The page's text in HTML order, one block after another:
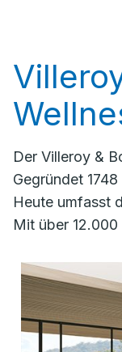
Der Villeroy &
Gegründet
Heute umfasst
Mit über